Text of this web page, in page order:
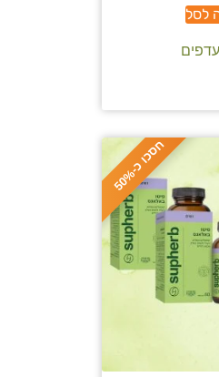
לסל
ח
ס
כ
ו
כ
-
5
0
%